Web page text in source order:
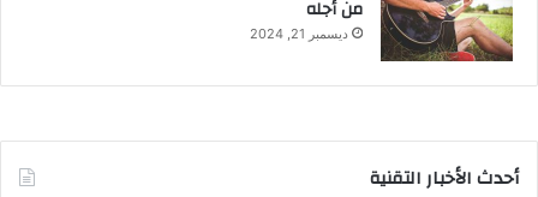
من أجله
ديسمبر 21, 2024
أحدث الأخبار التقنية